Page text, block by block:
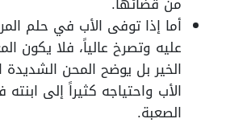
أما إذا توفى الأب في حلم
عليه وتصرخ عالياً، فلا يكون
الخير بل يوضح المحن
الأب واحتياجه كثيراً إلى
الصعبة.